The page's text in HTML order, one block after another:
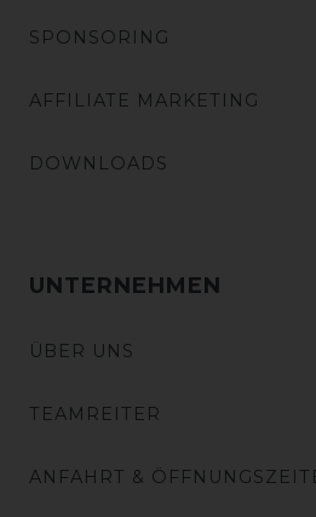
SPONSORING
AFFILIATE MARKETING
DOWNLOADS
UNTERNEHMEN
ÜBER UNS
TEAMREITER
ANFAHRT &